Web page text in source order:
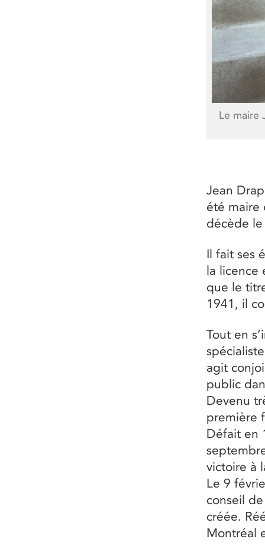
Le maire
Jean
été maire
décède
Il fait ses
la licence
que le
1941, il
Tout en
agit
public
Devenu
première
Défait en
victoire à
Le 9
conseil
créée.
Montréal